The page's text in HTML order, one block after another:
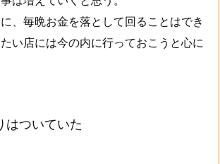
、毎晩お金を落として回ることはでき
い店には今の内に行っておこうと心に
はついていた